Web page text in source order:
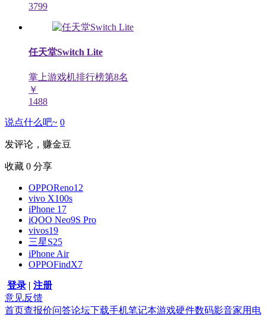
3799
任天堂Switch Lite
掌上游戏机排行榜第8名
￥
1488
说点什么吧~ 0
发评论，赚金豆
收藏 0 分享
OPPOReno12
vivo X100s
iPhone 17
iQOO Neo9S Pro
vivos19
三星S25
iPhone Air
OPPOFindX7
登录 | 注册
意见反馈
首页查报价问答论坛下载手机笔记本游戏硬件数码影音家用电